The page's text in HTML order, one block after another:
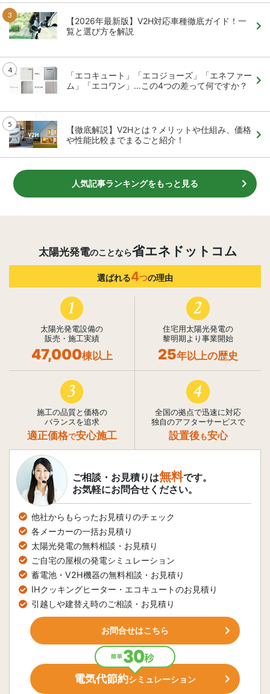
【2026年最新版】V2H対応車種徹底ガイド！一
覧と選び方を解説
「エコキュート」「エコジョーズ」「エネファー
ム」「エコワン」…この4つの差って何ですか？
【徹底解説】V2Hとは？メリットや仕組み、価格
や性能比較までまるごと紹介！
人気記事ランキングをもっと見る
太陽光発電のことなら省エネドットコム
選ばれる4つの理由
1
太陽光発電設備の
販売・施工実績
47,000棟以上
2
住宅用太陽光発電の
黎明期より事業開始
25年以上の歴史
3
施工の品質と価格の
バランスを追求
適正価格で安心施工
4
全国の拠点で迅速に対応
独自のアフターサービスで
設置後も安心
ご相談・お見積りは無料です。
お気軽にお問合せください。
他社からもらったお見積りのチェック
各メーカーの一括お見積り
太陽光発電の無料相談・お見積り
ご自宅の屋根の発電シミュレーション
蓄電池・V2H機器の無料相談・お見積り
IHクッキングヒーター・エコキュートのお見積り
引越しや建替え時のご相談・お見積り
お問合せはこちら
電気代節約シミュレーション